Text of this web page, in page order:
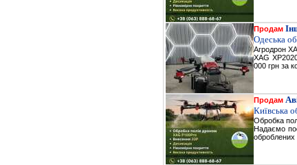
Продам
Одеська
Агродрон
XAG
000 грн за
Продам
Київська
Обробка
Надаємо
оброблених